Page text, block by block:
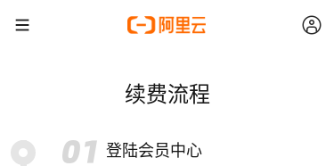
续费流程
登陆会员中心